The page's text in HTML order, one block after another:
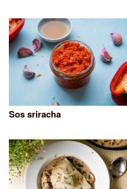
Sos sriracha